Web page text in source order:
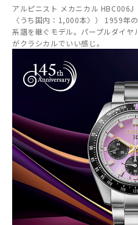
アルピニスト メカニカル
〈うち国内：1,000本〉） 1959年
系譜を継ぐモデル。パープルダイ
がクラシカルでいい感じ。